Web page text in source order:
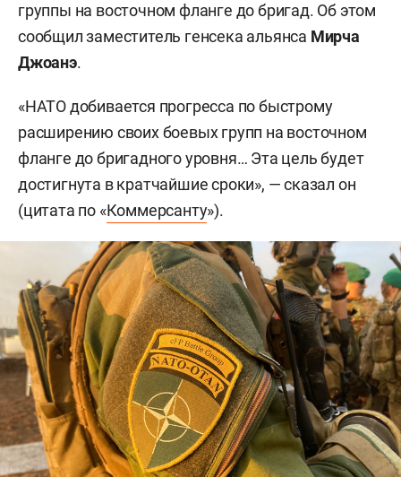
группы на восточном фланге до бригад. Об этом
сообщил заместитель генсека альянса Мирча
Джоанэ.
«НАТО добивается прогресса по быстрому
расширению своих боевых групп на восточном
фланге до бригадного уровня… Эта цель будет
достигнута в кратчайшие сроки», — сказал он
(цитата по «Коммерсанту»).